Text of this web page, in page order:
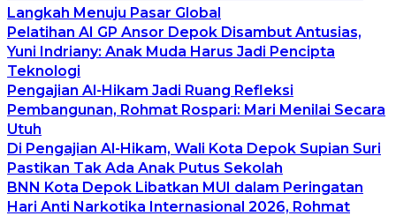
Langkah Menuju Pasar Global
Pelatihan AI GP Ansor Depok Disambut Antusias,
Yuni Indriany: Anak Muda Harus Jadi Pencipta
Teknologi
Pengajian Al-Hikam Jadi Ruang Refleksi
Pembangunan, Rohmat Rospari: Mari Menilai Secara
Utuh
Di Pengajian Al-Hikam, Wali Kota Depok Supian Suri
Pastikan Tak Ada Anak Putus Sekolah
BNN Kota Depok Libatkan MUI dalam Peringatan
Hari Anti Narkotika Internasional 2026, Rohmat